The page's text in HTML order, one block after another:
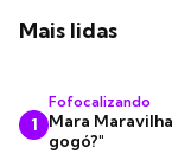
Mais lidas
1
Fofocalizando
Mara
gogó?"